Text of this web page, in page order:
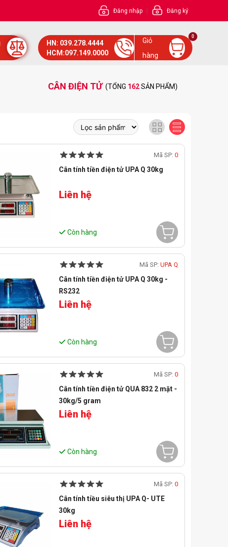
Đăng nhập | Đăng ký
HN: 039.278.4444
HCM:097.149.0000
Giỏ
hàng
0
CÂN ĐIỆN TỬ (TỔNG 162SẢN PHẨM)
Mã SP: 0
Cân tính tiền điện tử UPA Q 30kg
Liên hệ
Còn hàng
Mã SP: UPA Q
Cân tính tiền điện tử UPA Q 30kg -
RS232
Liên hệ
Còn hàng
Mã SP: 0
Cân tính tiền điện tử QUA 832 2 mặt -
30kg/5 gram
Liên hệ
Còn hàng
Mã SP: 0
Cân tính tiều siêu thị UPA Q- UTE
30kg
Liên hệ